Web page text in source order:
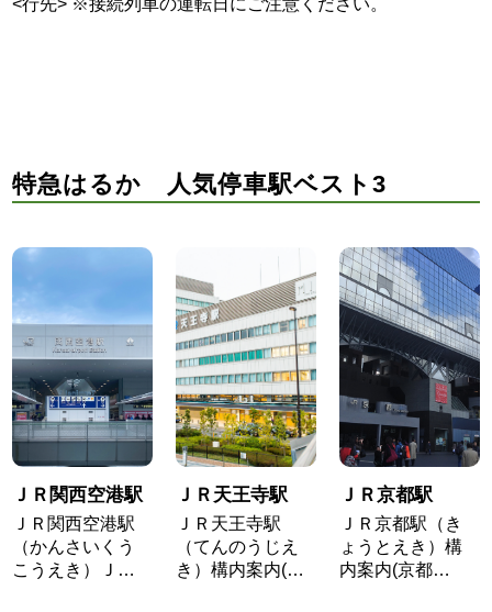
<行先> ※接続列車の運転日にご注意ください。
特急はるか 人気停車駅ベスト3
ＪＲ関西空港駅
ＪＲ関西空港駅
（かんさいくう
こうえき）Ｊ…
ＪＲ天王寺駅
ＪＲ天王寺駅
（てんのうじえ
き）構内案内(…
ＪＲ京都駅
ＪＲ京都駅（き
ょうとえき）構
内案内(京都…